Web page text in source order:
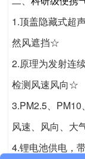
1.顶盖隐藏式超
然风遮挡☆
2.原理为发射连
检测风速风向☆
3.PM2.5、PM10
风速、风向、大
4.锂电池供电，